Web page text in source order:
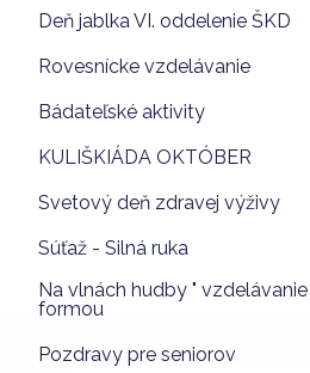
Deň jablka VI. oddelenie ŠKD
Rovesnícke vzdelávanie
Bádateľské aktivity
KULIŠKIÁDA OKTÓBER
Svetový deň zdravej výživy
Súťaž - Silná ruka
Na vlnách hudby "
formou
Pozdravy pre seniorov